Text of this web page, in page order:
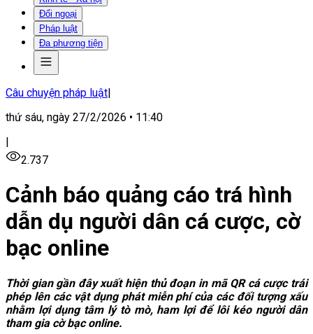
Đối ngoại
Pháp luật
Đa phương tiện
Câu chuyện pháp luật|
thứ sáu, ngày 27/2/2026 • 11:40
|
2.737
Cảnh báo quảng cáo trá hình
dẫn dụ người dân cá cược, cờ
bạc online
Thời gian gần đây xuất hiện thủ đoạn in mã QR cá cược trái
phép lên các vật dụng phát miễn phícủa các đối tượng xấu
nhằm lợi dụng tâm lý tò mò, ham lợi để lôi kéo người dân
tham gia cờ bạc online.